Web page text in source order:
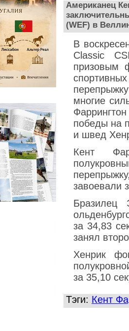
Американец
(WEF) в
В
Classic
призовым
многие
победы на
и швед
Кент
завоевали
за 34,83
занял
Хенрик
за 35,10
Тэги: Кент